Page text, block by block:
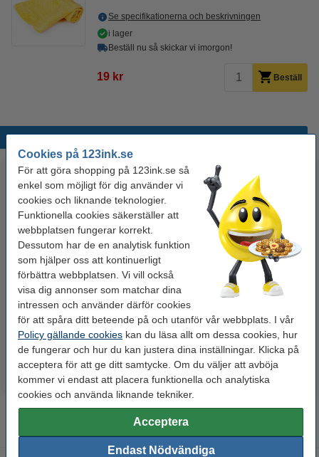
Cookies på 123ink.se
För att göra shopping på 123ink.se så
enkel som möjligt för dig använder vi
cookies och liknande teknologier.
Funktionella cookies säkerställer att
webbplatsen fungerar korrekt.
Dessutom har de en analytisk funktion
som hjälper oss att kontinuerligt
förbättra webbplatsen. Vi vill också
visa dig annonser som matchar dina
intressen och använder därför cookies
för att spåra ditt beteende på och utanför vår webbplats. I vår
Policy gällande cookies kan du läsa allt om dessa cookies, hur
de fungerar och hur du kan justera dina inställningar. Klicka på
acceptera för att ge ditt samtycke. Om du väljer att avböja
kommer vi endast att placera funktionella och analytiska
cookies och använda liknande tekniker.
Acceptera
Endast Nödvändiga
Se specifikationerna och beskrivningen
i lager
Beställ nu så skickar vi imorgon!
19 kr Beställ
Populära produkter
Whiteboardpenna 2.5mm |
123ink | sorterade färger | 4st
60 kr Inkl. 25% Moms
Märkpenna permanent 2.5mm |
123ink | 4st
50 kr Inkl. 25% Moms